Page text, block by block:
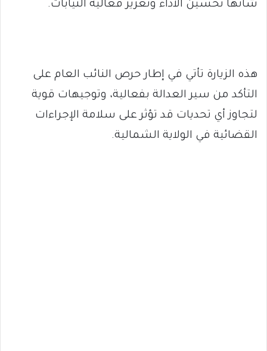
شأنها تحسين الأداء وتعزيز فعالية النيابات.
هذه الزيارة تأتي في إطار حرص النائب العام على
التأكد من سير العدالة بفعالية، وتوجيهات قوية
لتجاوز أي تحديات قد تؤثر على سلامة الإجراءات
القضائية في الولاية الشمالية.